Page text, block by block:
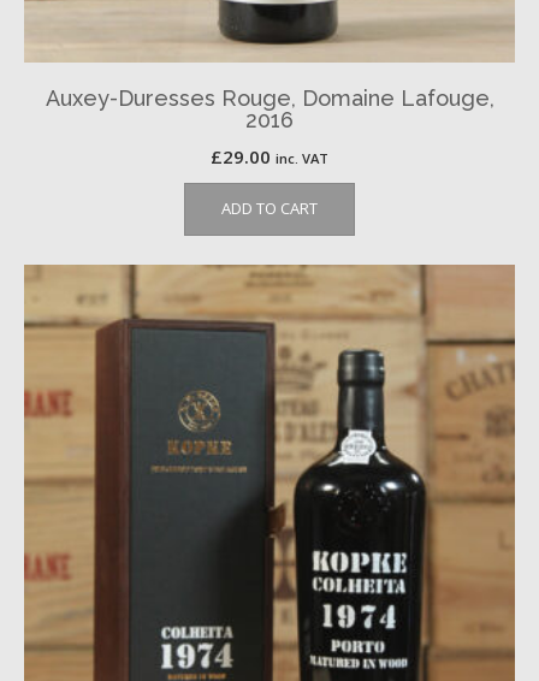
Auxey-Duresses Rouge, Domaine Lafouge,
2016
£29.00 inc. VAT
ADD TO CART